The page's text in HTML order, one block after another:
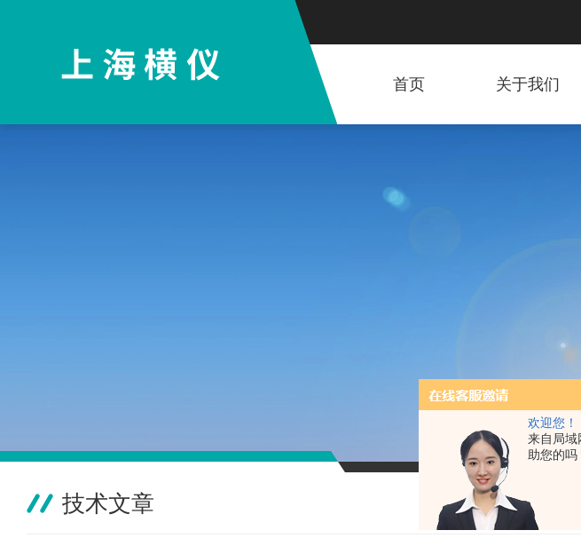
欢迎您！
来自局域
助您的吗
首页 关于我们
技术文章